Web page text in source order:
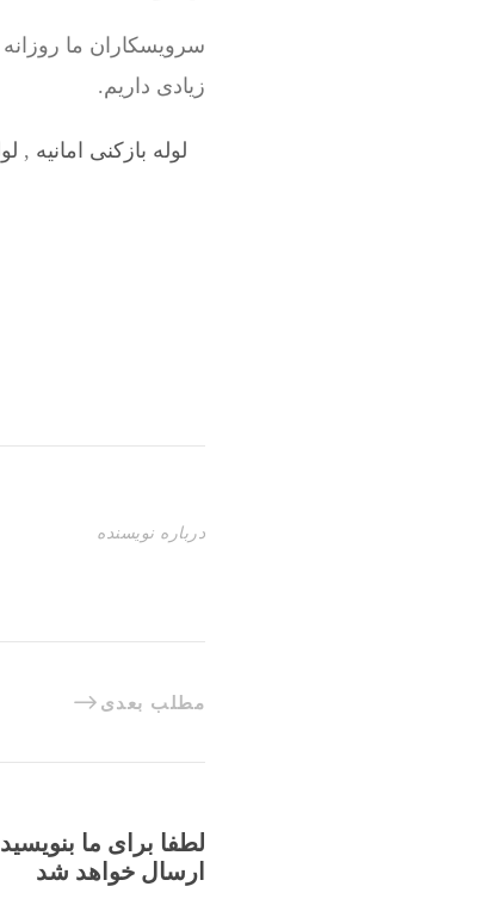
سرویسکاران ما
زیادی داریم.
لوله بازکنی امانیه ,
درباره نویسنده
مطلب بعدی
لطفا برای ما
ارسال خواهد شد